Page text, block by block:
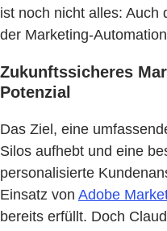
ist noch nicht alles: Auch
der Marketing-
Zukunftssicheres
Potenzial
Das Ziel, eine
Silos aufhebt und eine
personalisierte
Einsatz von Adobe
bereits erfüllt. Doch